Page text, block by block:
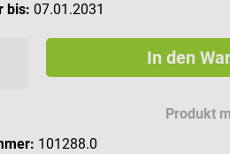
bis: 07.01.2031
In den
Produkt
101288.0